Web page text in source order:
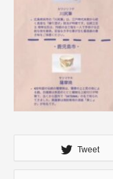
Tweet